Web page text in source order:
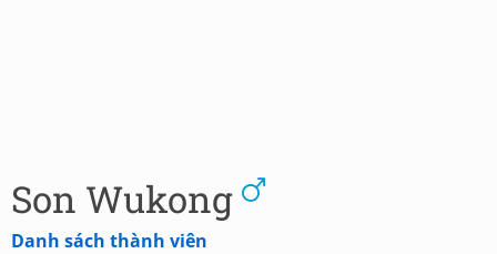
Son Wukong
Danh sách thành viên